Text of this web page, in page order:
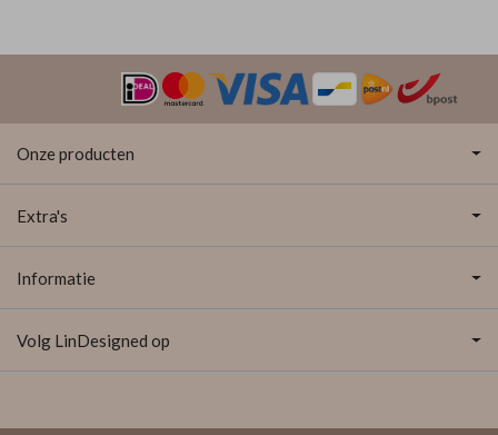
Onze producten
Extra's
Informatie
Volg LinDesigned op